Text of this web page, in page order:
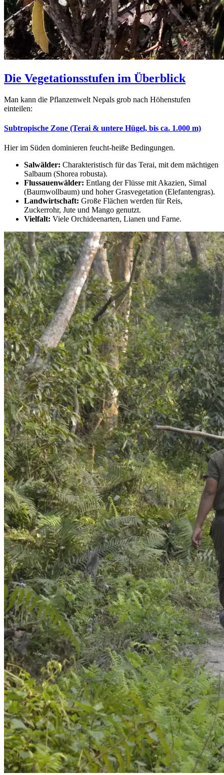
Die Vegetationsstufen im Überblick
Man kann die Pflanzenwelt Nepals grob nach Höhenstufen
einteilen:
Subtropische Zone (Terai & untere Hügel, bis ca. 1.000 m)
Hier im Süden dominieren feucht-heiße Bedingungen.
Salwälder: Charakteristisch für das Terai, mit dem mächtigen
Salbaum (Shorea robusta).
Flussauenwälder: Entlang der Flüsse mit Akazien, Simal
(Baumwollbaum) und hoher Grasvegetation (Elefantengras).
Landwirtschaft: Große Flächen werden für Reis,
Zuckerrohr, Jute und Mango genutzt.
Vielfalt: Viele Orchideenarten, Lianen und Farne.